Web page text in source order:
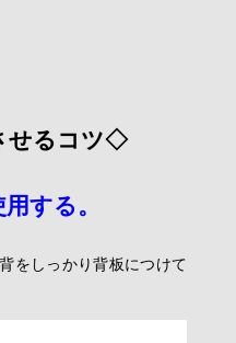
せるコツ◇
する。
をしっかり背板につけて